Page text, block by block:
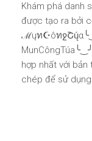
Khám phá danh
được tạo ra bởi
ℳųท☪ôท
hợp nhất với bản
chép để sử